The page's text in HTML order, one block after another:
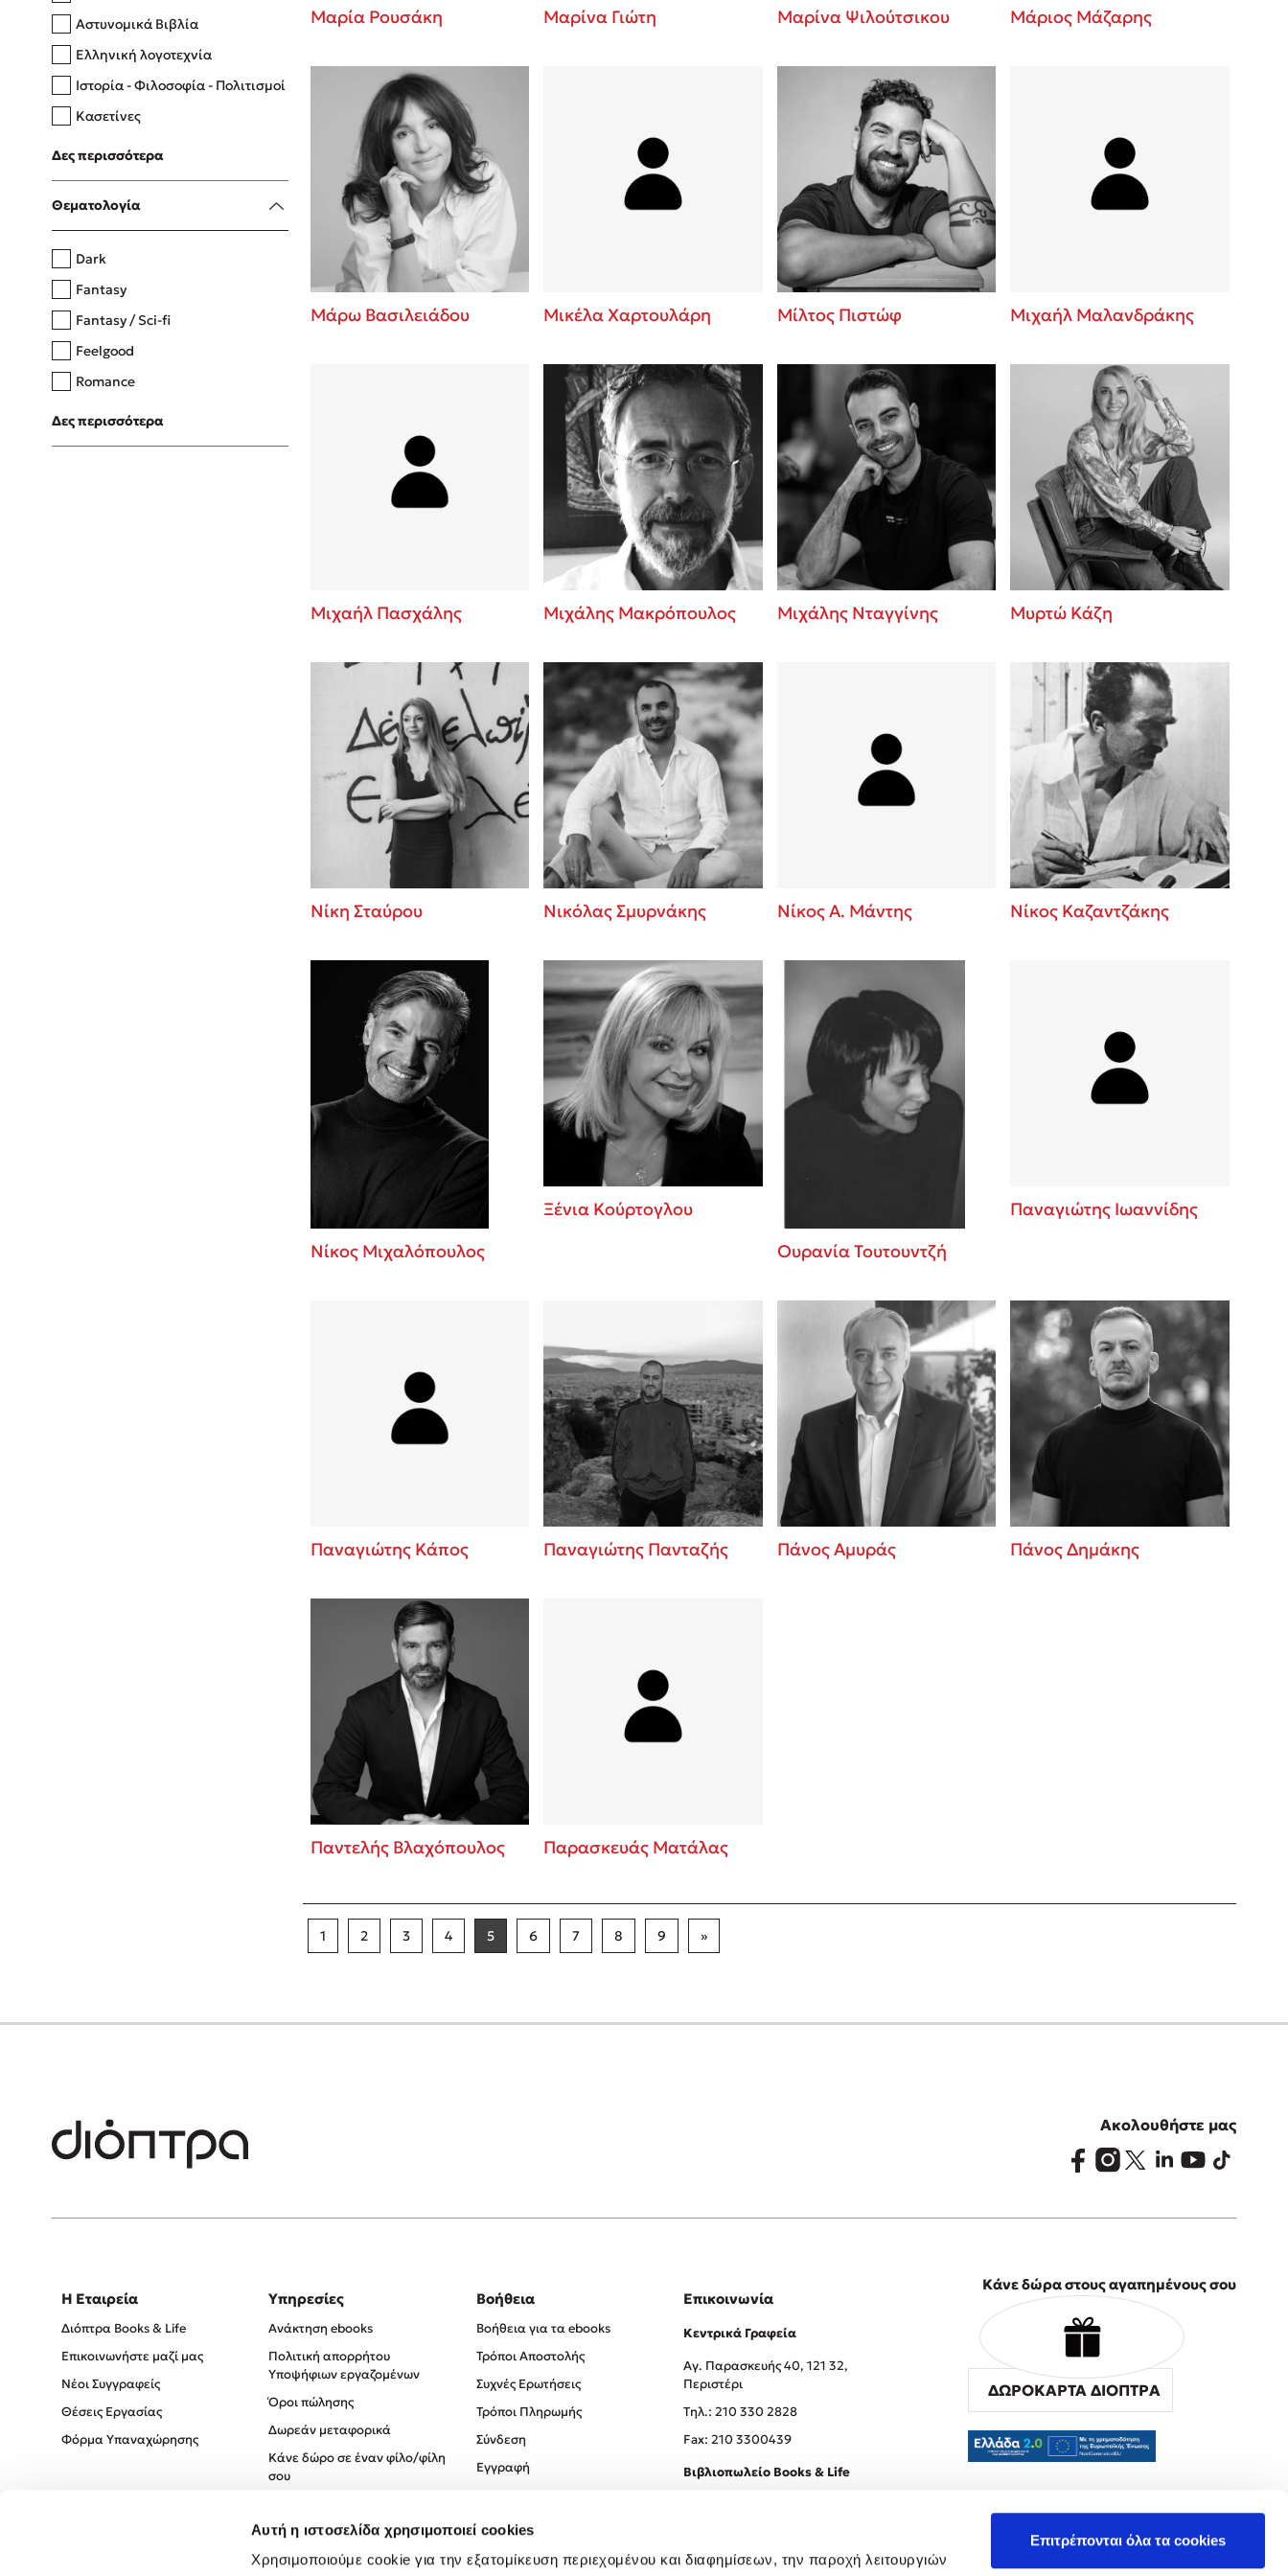
Αυτή η ιστοσελίδα χρησιμοποιεί cookies
Χρησιμοποιούμε cookie για την εξατομίκευση περιεχομένου και διαφημίσεων, την παροχή λειτουργιών
Επιτρέπονται όλα τα cookies
Δανάη Δεληγεώργη
Πάνω, κάτω, μπροστά, πίσω
Η μέθοδος Αφήστε τους
Αστυνομικά Βιβλία
Ελληνική λογοτεχνία
Ιστορία - Φιλοσοφία - Πολιτισμοί
Κασετίνες
Λευκώματα - Έγχρωμοι οδηγοί
Μαγειρική
Δες περισσότερα
Θεματολογία
Dark
Fantasy
Fantasy / Sci-fi
Feelgood
Romance
Upmarket
Young Adult
Δες περισσότερα
Μαρία Ρουσάκη Μαρίνα Γιώτη Μαρίνα Ψιλούτσικου Μάριος Μάζαρης
Μάρω Βασιλειάδου Μικέλα Χαρτουλάρη Μίλτος Πιστώφ Μιχαήλ Μαλανδράκης
Μιχαήλ Πασχάλης Μιχάλης Μακρόπουλος Μιχάλης Νταγγίνης Μυρτώ Κάζη
Νίκη Σταύρου Νικόλας Σμυρνάκης Νίκος Α. Μάντης Νίκος Καζαντζάκης
Νίκος Μιχαλόπουλος
Ξένια Κούρτογλου
Ουρανία Τουτουντζή
Παναγιώτης Ιωαννίδης
Παναγιώτης Κάπος Παναγιώτης Πανταζής Πάνος Αμυράς Πάνος Δημάκης
Παντελής Βλαχόπουλος Παρασκευάς Ματάλας
1 2 3 4 5 6 7 8 9 »
Ακολουθήστε μας
Η Εταιρεία
Διόπτρα Books & Life
Επικοινωνήστε μαζί μας
Νέοι Συγγραφείς
Θέσεις Εργασίας
Φόρμα Υπαναχώρησης
Υπηρεσίες
Ανάκτηση ebooks
Πολιτική απορρήτου
Υποψήφιων εργαζομένων
Όροι πώλησης
Δωρεάν μεταφορικά
Κάνε δώρο σε έναν φίλο/φίλη
σου
Πολιτική Απορρήτου
Όροι χρήσης
Βοήθεια
Βοήθεια για τα ebooks
Τρόποι Αποστολής
Συχνές Ερωτήσεις
Τρόποι Πληρωμής
Σύνδεση
Εγγραφή
Επικοινωνία
Κεντρικά Γραφεία
Αγ. Παρασκευής 40, 121 32,
Περιστέρι
Tηλ.: 210 330 2828
Fax: 210 3300439
Βιβλιοπωλείο Books & Life
Κάνε δώρα στους αγαπημένους σου
ΔΩΡΟΚΑΡΤΑ ΔΙΟΠΤΡΑ